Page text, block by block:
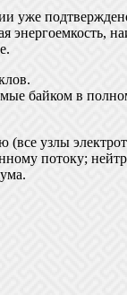
уже
энергоемкость,
байком в
узлы
потоку;